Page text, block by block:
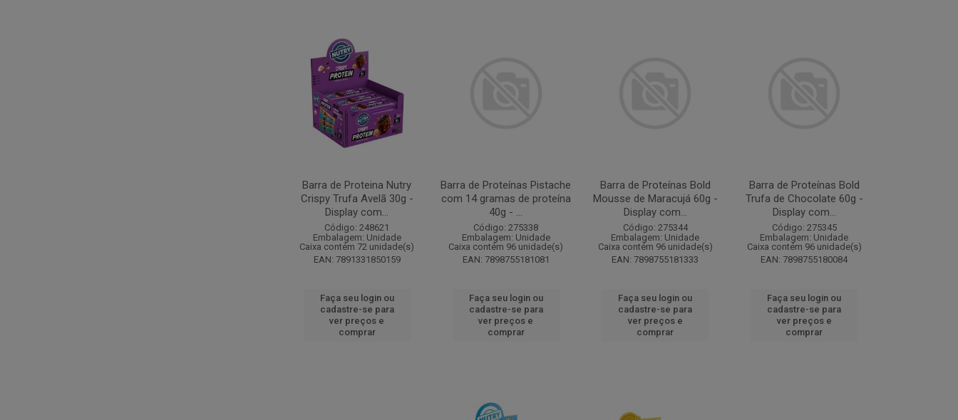
Barra de Proteina Nutry
Crispy Trufa Avelã 30g -
Display com...
Código: 248621
Embalagem: Unidade
Caixa contém 72 unidade(s)
EAN: 7891331850159
Faça seu login ou
cadastre-se para
ver preços e
comprar
Barra de Proteínas Pistache
com 14 gramas de proteína
40g - ...
Código: 275338
Embalagem: Unidade
Caixa contém 96 unidade(s)
EAN: 7898755181081
Faça seu login ou
cadastre-se para
ver preços e
comprar
Barra de Proteínas Bold
Mousse de Maracujá 60g -
Display com...
Código: 275344
Embalagem: Unidade
Caixa contém 96 unidade(s)
EAN: 7898755181333
Faça seu login ou
cadastre-se para
ver preços e
comprar
Barra de Proteínas Bold
Trufa de Chocolate 60g -
Display com...
Código: 275345
Embalagem: Unidade
Caixa contém 96 unidade(s)
EAN: 7898755180084
Faça seu login ou
cadastre-se para
ver preços e
comprar